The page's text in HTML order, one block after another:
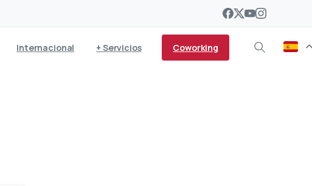
Internacional + Servicios Coworking